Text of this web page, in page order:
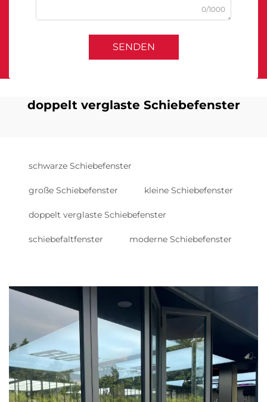
0/1000
SENDEN
doppelt verglaste Schiebefenster
schwarze Schiebefenster
große Schiebefenster kleine Schiebefenster
doppelt verglaste Schiebefenster
schiebefaltfenster moderne Schiebefenster